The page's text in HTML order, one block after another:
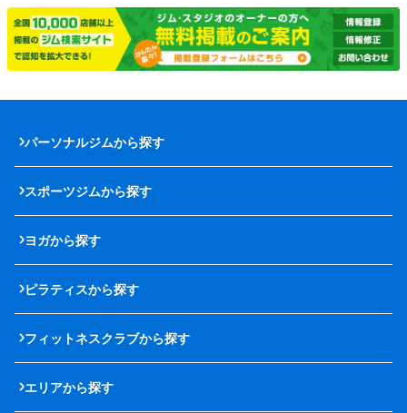
パーソナルジムから探す
スポーツジムから探す
ヨガから探す
ピラティスから探す
フィットネスクラブから探す
エリアから探す